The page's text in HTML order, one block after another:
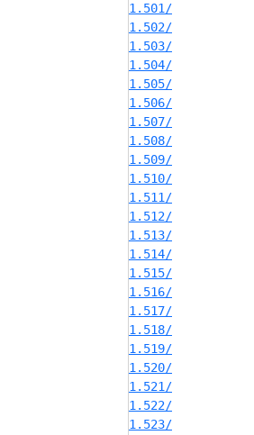
1.501/
1.502/
1.503/
1.504/
1.505/
1.506/
1.507/
1.508/
1.509/
1.510/
1.511/
1.512/
1.513/
1.514/
1.515/
1.516/
1.517/
1.518/
1.519/
1.520/
1.521/
1.522/
1.523/